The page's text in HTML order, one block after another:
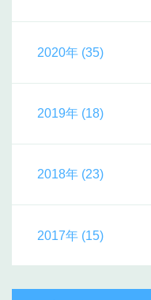
2020年 (35)
2019年 (18)
2018年 (23)
2017年 (15)